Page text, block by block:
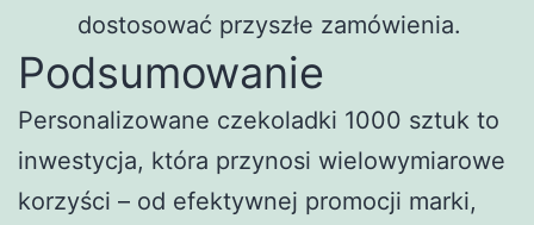
dostosować przyszłe zamówienia.
Podsumowanie
Personalizowane czekoladki 1000 sztuk to
inwestycja, która przynosi wielowymiarowe
korzyści – od efektywnej promocji marki,